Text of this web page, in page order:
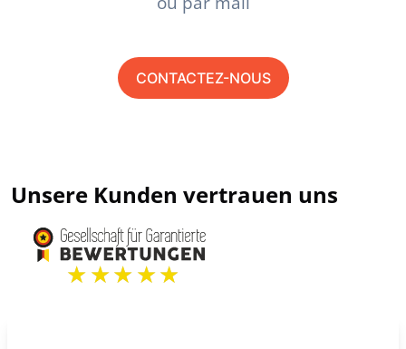
CONTACTEZ-NOUS
Unsere Kunden vertrauen uns